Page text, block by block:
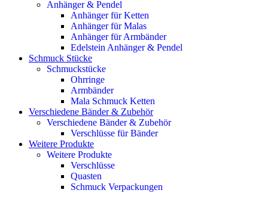
Anhänger & Pendel
Anhänger für Ketten
Anhänger für Malas
Anhänger für Armbänder
Edelstein Anhänger & Pendel
Schmuck Stücke
Schmuckstücke
Ohrringe
Armbänder
Mala Schmuck Ketten
Verschiedene Bänder & Zubehör
Verschiedene Bänder & Zubehör
Verschlüsse für Bänder
Weitere Produkte
Weitere Produkte
Verschlüsse
Quasten
Schmuck Verpackungen